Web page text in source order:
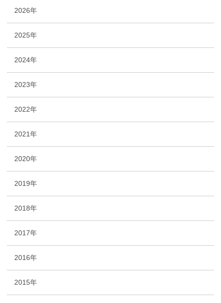
2026年
2025年
2024年
2023年
2022年
2021年
2020年
2019年
2018年
2017年
2016年
2015年